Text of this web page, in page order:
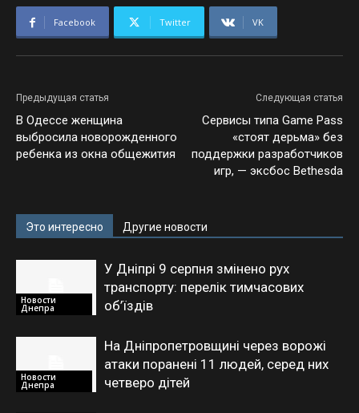
Facebook Twitter VK
Предыдущая статья
В Одессе женщина
выбросила новорожденного
ребенка из окна общежития
Следующая статья
Сервисы типа Game Pass
«стоят дерьма» без
поддержки разработчиков
игр, — эксбос Bethesda
Это интересно Другие новости
Новости
Днепра
У Дніпрі 9 серпня змінено рух
транспорту: перелік тимчасових
об’їздів
Новости
Днепра
На Дніпропетровщині через ворожі
атаки поранені 11 людей, серед них
четверо дітей